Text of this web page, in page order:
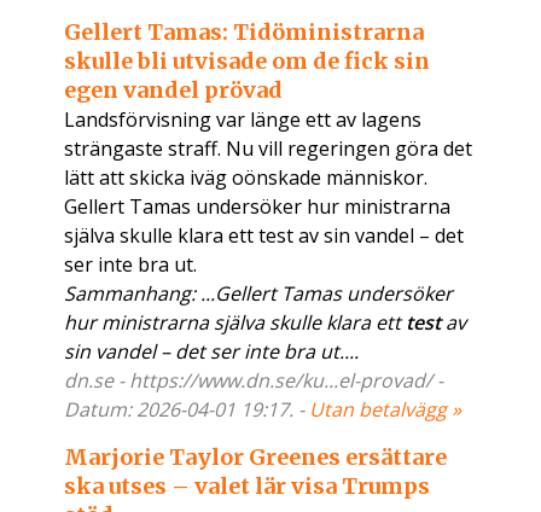
Gellert Tamas: Tidöministrarna
skulle bli utvisade om de fick sin
egen vandel prövad
Landsförvisning var länge ett av lagens
strängaste straff. Nu vill regeringen göra det
lätt att skicka iväg oönskade människor.
Gellert Tamas undersöker hur ministrarna
själva skulle klara ett test av sin vandel – det
ser inte bra ut.
Sammanhang: ...Gellert Tamas undersöker
hur ministrarna själva skulle klara etttestav
sin vandel – det ser inte bra ut....
dn.se - https://www.dn.se/ku...el-provad/ -
Datum: 2026-04-01 19:17. - Utan betalvägg »
Marjorie Taylor Greenes ersättare
ska utses – valet lär visa Trumps